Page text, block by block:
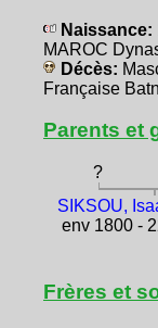
Naissance:
MAROC
Décès:
Française
Parents et
?
SIKSOU,
env 1800 -
Frères et